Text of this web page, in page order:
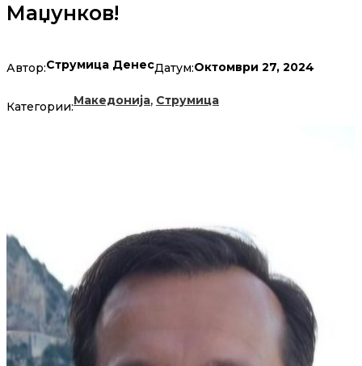
Маџунков!
Автор:Струмица ДенесДатум:Октомври 27, 2024
Категории:Македонија, Струмица